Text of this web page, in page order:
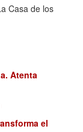
Casa de los
Atenta
el